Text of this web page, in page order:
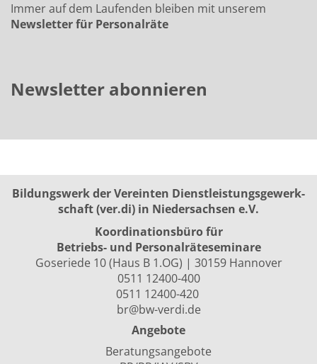
Immer auf dem Laufenden bleiben mit unserem
Newsletter für Personalräte
Newsletter abonnieren
Bildungswerk der Vereinten Dienst­leis­tungs­ge­werk­
schaft (ver.di) in Niedersachsen e.V.
Koordinationsbüro für
Betriebs- und Personalräte­seminare
Goseriede 10 (Haus B 1.OG) | 30159 Hannover
0511 12400-400
0511 12400-420
br@bw-verdi.de
Angebote
Beratungsangebote